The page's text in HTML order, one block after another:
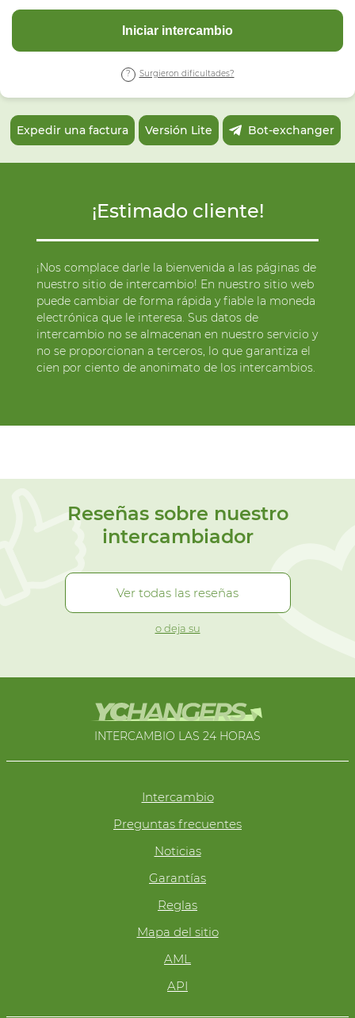
Iniciar intercambio
Surgieron dificultades?
Expedir una factura Versión Lite Bot-exchanger
¡Estimado cliente!
¡Nos complace darle la bienvenida a las páginas de
nuestro sitio de intercambio! En nuestro sitio web
puede cambiar de forma rápida y fiable la moneda
electrónica que le interesa. Sus datos de
intercambio no se almacenan en nuestro servicio y
no se proporcionan a terceros, lo que garantiza el
cien por ciento de anonimato de los intercambios.
Reseñas sobre nuestro
intercambiador
Ver todas las reseñas
o deja su
INTERCAMBIO LAS 24 HORAS
Intercambio
Preguntas frecuentes
Noticias
Garantías
Reglas
Mapa del sitio
AML
API